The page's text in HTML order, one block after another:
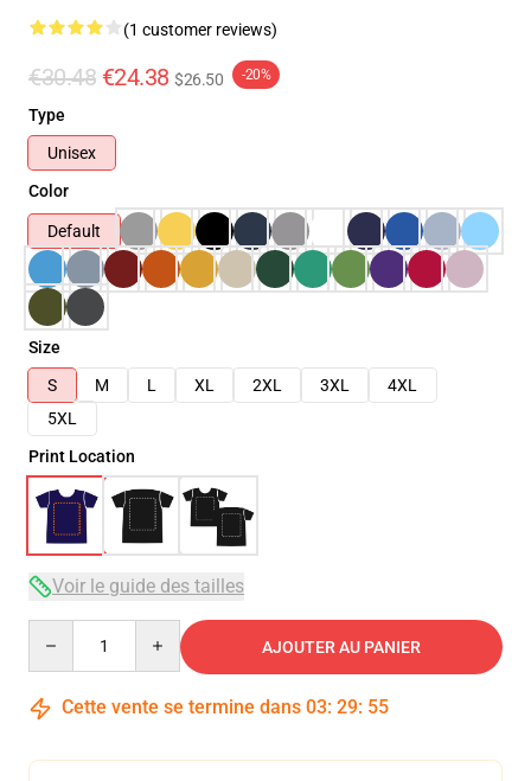
(1 customer reviews)
€30.48 €24.38 $26.50 -20%
Type
Unisex
Color
Default
Size
S
M L XL 2XL 3XL
4XL
5XL
Print Location
Voir le guide des tailles
AJOUTER AU PANIER
Cette vente se termine dans 03: 29: 54